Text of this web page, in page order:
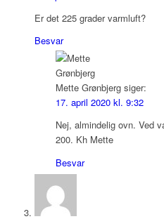
Er det 225 grader varmluft?
Besvar
Mette Grønbjerg siger:
17. april 2020 kl. 9:32
Nej, almindelig ovn. Ved
200. Kh Mette
Besvar